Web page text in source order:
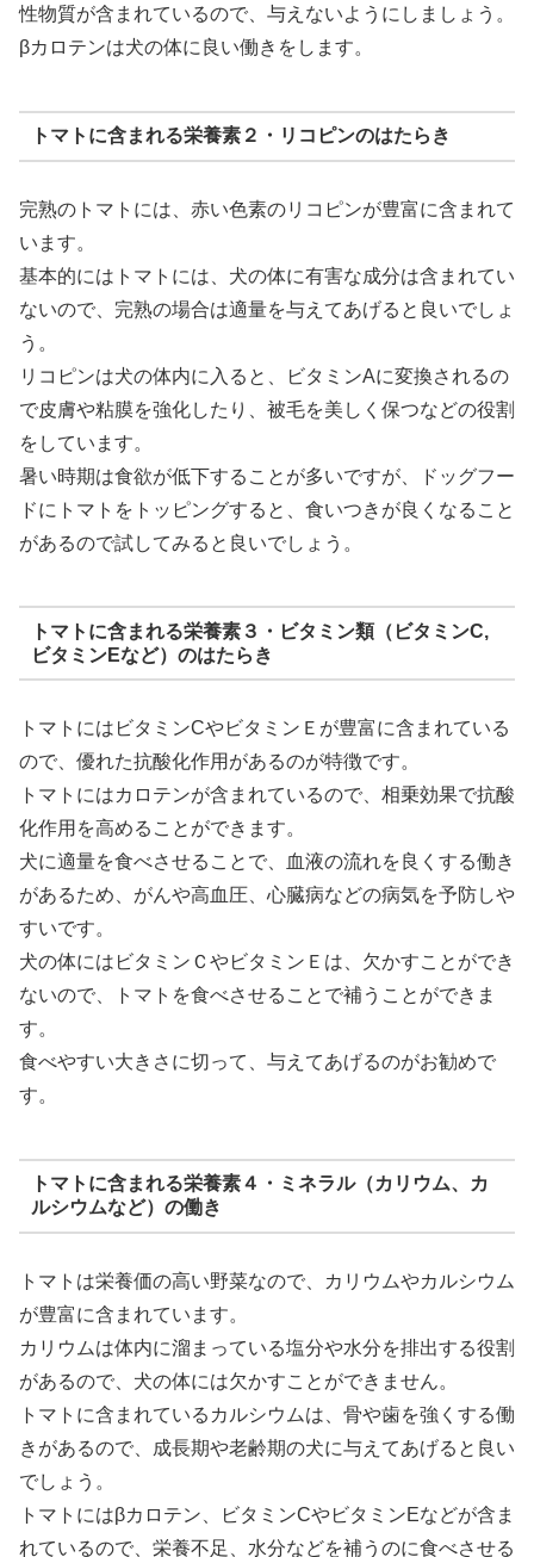
性物質が含まれているので、与えないようにしましょう。
βカロテンは犬の体に良い働きをします。
トマトに含まれる栄養素２・リコピンのはたらき
完熟のトマトには、赤い色素のリコピンが豊富に含まれて
います。
基本的にはトマトには、犬の体に有害な成分は含まれてい
ないので、完熟の場合は適量を与えてあげると良いでしょ
う。
リコピンは犬の体内に入ると、ビタミンAに変換されるの
で皮膚や粘膜を強化したり、被毛を美しく保つなどの役割
をしています。
暑い時期は食欲が低下することが多いですが、ドッグフー
ドにトマトをトッピングすると、食いつきが良くなること
があるので試してみると良いでしょう。
トマトに含まれる栄養素３・ビタミン類（ビタミンC,
ビタミンEなど）のはたらき
トマトにはビタミンCやビタミンＥが豊富に含まれている
ので、優れた抗酸化作用があるのが特徴です。
トマトにはカロテンが含まれているので、相乗効果で抗酸
化作用を高めることができます。
犬に適量を食べさせることで、血液の流れを良くする働き
があるため、がんや高血圧、心臓病などの病気を予防しや
すいです。
犬の体にはビタミンＣやビタミンＥは、欠かすことができ
ないので、トマトを食べさせることで補うことができま
す。
食べやすい大きさに切って、与えてあげるのがお勧めで
す。
トマトに含まれる栄養素４・ミネラル（カリウム、カ
ルシウムなど）の働き
トマトは栄養価の高い野菜なので、カリウムやカルシウム
が豊富に含まれています。
カリウムは体内に溜まっている塩分や水分を排出する役割
があるので、犬の体には欠かすことができません。
トマトに含まれているカルシウムは、骨や歯を強くする働
きがあるので、成長期や老齢期の犬に与えてあげると良い
でしょう。
トマトにはβカロテン、ビタミンCやビタミンEなどが含ま
れているので、栄養不足、水分などを補うのに食べさせる